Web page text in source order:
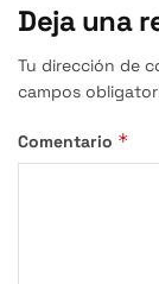
Deja una
Tu dirección de
campos
Comentario *